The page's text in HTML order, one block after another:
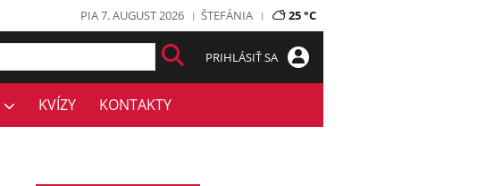
PIA 7. AUGUST 2026 ŠTEFÁNIA 25 °C
PRIHLÁSIŤ SA
KVÍZY KONTAKTY